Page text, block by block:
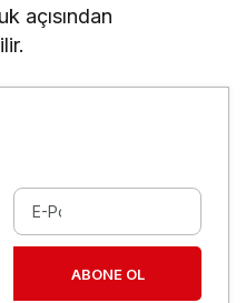
açısından
ABONE OL